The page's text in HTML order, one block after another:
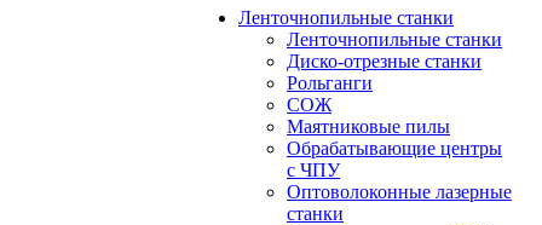
Ленточнопильные станки
Ленточнопильные станки
Диско-отрезные станки
Рольганги
СОЖ
Маятниковые пилы
Обрабатывающие центры
с ЧПУ
Оптоволоконные лазерные
станки